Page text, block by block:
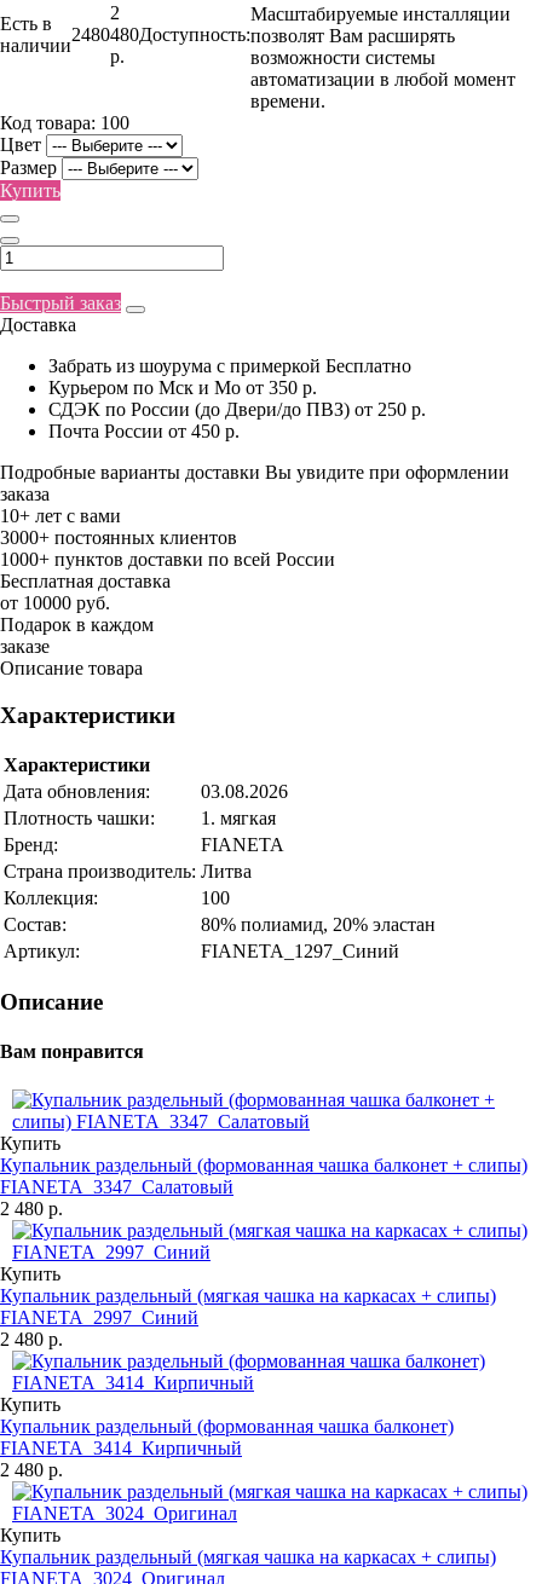
Есть в
наличии
2480
2
480
р.
Доступность:
Масштабируемые инсталляции
позволят Вам расширять
возможности системы
автоматизации в любой момент
времени.
Код товара: 100
Цвет
Размер
Купить
Быстрый заказ
Доставка
Забрать из шоурума с примеркой Бесплатно
Курьером по Мск и Мо от 350 р.
СДЭК по России (до Двери/до ПВЗ) от 250 р.
Почта России от 450 р.
Подробные варианты доставки Вы увидите при оформлении
заказа
10+ лет с вами
3000+ постоянных клиентов
1000+ пунктов доставки по всей России
Бесплатная доставка
от 10000 руб.
Подарок в каждом
заказе
Описание товара
Характеристики
Характеристики
Дата обновления:
03.08.2026
Плотность чашки:
1. мягкая
Бренд:
FIANETA
Страна производитель: Литва
Коллекция:
100
Состав:
80% полиамид, 20% эластан
Артикул:
FIANETA_1297_Синий
Описание
Вам понравится
Купить
Купальник раздельный (формованная чашка балконет + слипы)
FIANETA_3347_Салатовый
2 480 р.
Купить
Купальник раздельный (мягкая чашка на каркасах + слипы)
FIANETA_2997_Синий
2 480 р.
Купить
Купальник раздельный (формованная чашка балконет)
FIANETA_3414_Кирпичный
2 480 р.
Купить
Купальник раздельный (мягкая чашка на каркасах + слипы)
FIANETA_3024_Оригинал